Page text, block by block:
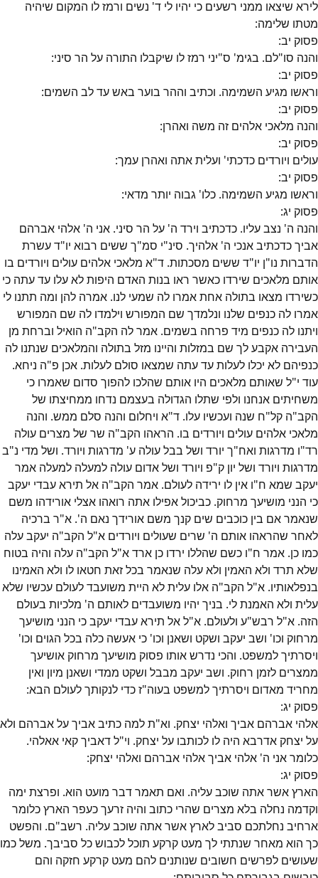
לירא שיצאו ממני רשעים כי יהיו לי ד' נשים ורמז לו המקום שיהיה
מטתו שלימה:
פסוק יב:
והנה סו"לם. בגימ' ס"יני רמז לו שיקבלו התורה על הר סיני:
פסוק יב:
וראשו מגיע השמימה. וכתיב וההר בוער באש עד לב השמים:
פסוק יב:
והנה מלאכי אלהים זה משה ואהרן:
פסוק יב:
עולים ויורדים כדכתי' ועלית אתה ואהרן עמך:
פסוק יב:
וראשו מגיע השמימה. כלו' גבוה יותר מדאי:
פסוק יג:
והנה ה' נצב עליו. כדכתיב וירד ה' על הר סיני. אני ה' אלהי אברהם
אביך כדכתיב אנכי ה' אלהיך. סינ"י סמ"ך ששים רבוא יו"ד עשרת
הדברות נו"ן יו"ד ששים מסכתות. ד"א מלאכי אלהים עולים ויורדים בו
אותם מלאכים שירדו כאשר ראו בנות האדם היפות לא עלו עד עתה כי
כשירדו מצאו בתולה אחת אמרו לה שמעי לנו. אמרה להן ומה תתנו לי
אמרו לה כנפים שלנו ונלמדך שם המפורש וילמדו לה שם המפורש
ויתנו לה כנפים מיד פרחה בשמים. אמר לה הקב"ה הואיל וברחת מן
העבירה אקבע לך שם במזלות והיינו מזל בתולה והמלאכים שנתנו לה
כנפיהם לא יכלו לעלות עד עתה שמצאו סולם לעלות. אכן פ"ה ניחא.
עוד י"ל שאותם מלאכים היו אותם שהלכו להפוך סדום שאמרו כי
משחיתים אנחנו ולפי שתלו הגדולה בעצמם נדחו ממחיצתו של
הקב"ה קל"ח שנה ועכשיו עלו. ד"א ויחלום והנה סלם ממש. והנה
מלאכי אלהים עולים ויורדים בו. הראהו הקב"ה שר של מצרים עולה
רד"ו מדרגות ואח"ך יורד ושל בבל עולה ע' מדרגות ויורד. ושל מדי נ"ב
מדרגות ויורד ושל יון ק"פ ויורד ושל אדום עולה למעלה למעלה אמר
יעקב שמא ח"ו אין לו ירידה לעולם. אמר הקב"ה אל תירא עבדי יעקב
כי הנני מושיעך מרחוק. כביכול אפילו אתה רואהו אצלי אורידהו משם
שנאמר אם בין כוכבים שים קנך משם אורידך נאם ה'. א"ר ברכיה
לאחר שהראהו אותם ה' שרים שעולים ויורדים א"ל הקב"ה יעקב עלה
כמו כן. אמר ח"ו כשם שהללו ירדו כן ארד א"ל הקב"ה עלה והיה בטוח
שלא תרד ולא האמין ולא עלה שנאמר בכל זאת חטאו לו ולא האמינו
בנפלאותיו. א"ל הקב"ה אלו עלית לא היית משועבד לעולם עכשיו שלא
עלית ולא האמנת לי. בניך יהיו משועבדים לאותם ה' מלכיות בעולם
הזה. א"ל רבש"ע ולעולם. א"ל אל תירא עבדי יעקב כי הנני מושיעך
מרחוק וכו' ושב יעקב ושקט ושאנן וכו' כי אעשה כלה בכל הגוים וכו'
ויסרתיך למשפט. והכי נדרש אותו פסוק מושיעך מרחוק אושיעך
ממצרים לזמן רחוק. ושב יעקב מבבל ושקט ממדי ושאנן מיון ואין
מחריד מאדום ויסרתיך למשפט בעוה"ז כדי לנקותך לעולם הבא:
פסוק יג:
אלהי אברהם אביך ואלהי יצחק. וא"ת למה כתיב אביך על אברהם ולא
על יצחק אדרבא היה לו לכותבו על יצחק. וי"ל דאביך קאי אאלהי.
כלומר אני ה' אלהי אביך אלהי אברהם ואלהי יצחק:
פסוק יג:
הארץ אשר אתה שוכב עליה. ואם תאמר דבר מועט הוא. ופרצת ימה
וקדמה נחלה בלא מצרים שהרי כתוב והיה זרעך כעפר הארץ כלומר
ארחיב נחלתכם סביב לארץ אשר אתה שוכב עליה. רשב"ם. והפשט
כך הוא מאחר שנתתי לך מעט קרקע תוכל לכבוש כל סביבך. משל כמו
שעושים לפרשים חשובים שנותנים להם מעט קרקע חזקה והם